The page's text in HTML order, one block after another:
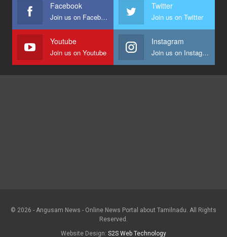
Facebook
Join us on Facebook
Twitter
Join us on Twitter
Youtube
Join us on Youtube
Instagram
Join us on Instagram
© 2026 - Angusam News - Online News Portal about Tamilnadu. All Rights
Reserved.
Website Design: S2S Web Technology